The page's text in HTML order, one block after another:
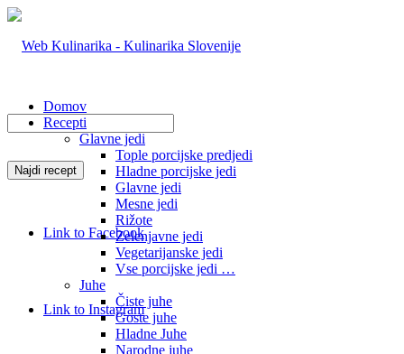
Link to Facebook
Link to Instagram
Domov
Recepti
Glavne jedi
Tople porcijske predjedi
Hladne porcijske jedi
Glavne jedi
Mesne jedi
Rižote
Zelenjavne jedi
Vegetarijanske jedi
Vse porcijske jedi …
Juhe
Čiste juhe
Goste juhe
Hladne Juhe
Narodne juhe